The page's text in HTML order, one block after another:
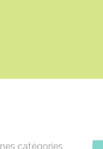
catégories